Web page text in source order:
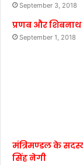
September 3, 2018
प्रणब और
September 1, 2018
मंत्रिमण्डल के
सिंह नेगी